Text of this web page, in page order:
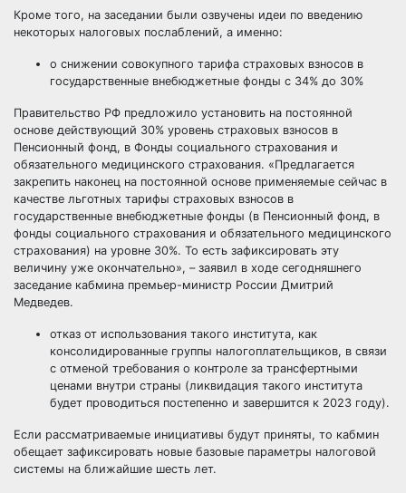
Кроме того, на заседании были озвучены идеи по введению
некоторых налоговых послаблений, а именно:
о снижении совокупного тарифа страховых взносов в
государственные внебюджетные фонды с 34% до 30%
Правительство РФ предложило установить на постоянной
основе действующий 30% уровень страховых взносов в
Пенсионный фонд, в Фонды социального страхования и
обязательного медицинского страхования. «Предлагается
закрепить наконец на постоянной основе применяемые сейчас в
качестве льготных тарифы страховых взносов в
государственные внебюджетные фонды (в Пенсионный фонд, в
фонды социального страхования и обязательного медицинского
страхования) на уровне 30%. То есть зафиксировать эту
величину уже окончательно», – заявил в ходе сегодняшнего
заседание кабмина премьер-министр России Дмитрий
Медведев.
отказ от использования такого института, как
консолидированные группы налогоплательщиков, в связи
с отменой требования о контроле за трансфертными
ценами внутри страны (ликвидация такого института
будет проводиться постепенно и завершится к 2023 году).
Если рассматриваемые инициативы будут приняты, то кабмин
обещает зафиксировать новые базовые параметры налоговой
системы на ближайшие шесть лет.